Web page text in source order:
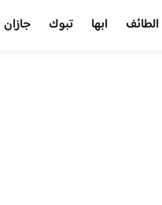
الطائف ابها تبوك جازان